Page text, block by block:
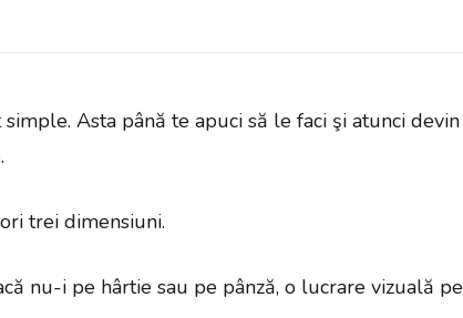
Asta până te apuci să le faci şi atunci devin
trei dimensiuni.
nu-i pe hârtie sau pe pânză, o lucrare vizuală pe